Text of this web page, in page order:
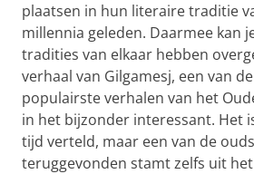
plaatsen in hun literaire traditie
millennia geleden. Daarmee kan
tradities van elkaar hebben
verhaal van Gilgamesj, een van
populairste verhalen van het
in het bijzonder interessant. Het
tijd verteld, maar een van de
teruggevonden stamt zelfs uit